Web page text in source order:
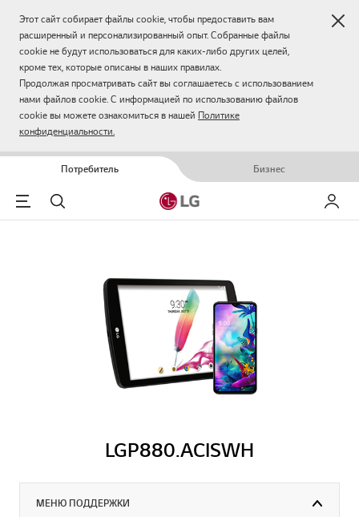
Этот сайт собирает файлы cookie, чтобы предоставить вам
расширенный и персонализированный опыт. Собранные файлы
cookie не будут использоваться для каких-либо других целей,
кроме тех, которые описаны в наших правилах.
Продолжая просматривать сайт вы соглашаетесь с использованием
нами файлов cookie. С информацией по использованию файлов
cookie вы можете ознакомиться в нашей Политике
конфиденциальности.
Потребитель Бизнес
Menu
Поиск Мой LG
LGP880.ACISWH
МЕНЮ ПОДДЕРЖКИ